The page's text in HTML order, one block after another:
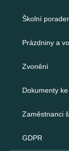
Školní
Prázdniny a
Zvonění
Dokumenty
Zaměstnanci
GDPR